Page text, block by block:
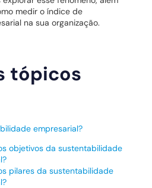
medir o índice de
na sua organização.
tópicos
empresarial?
objetivos da sustentabilidade
pilares da sustentabilidade